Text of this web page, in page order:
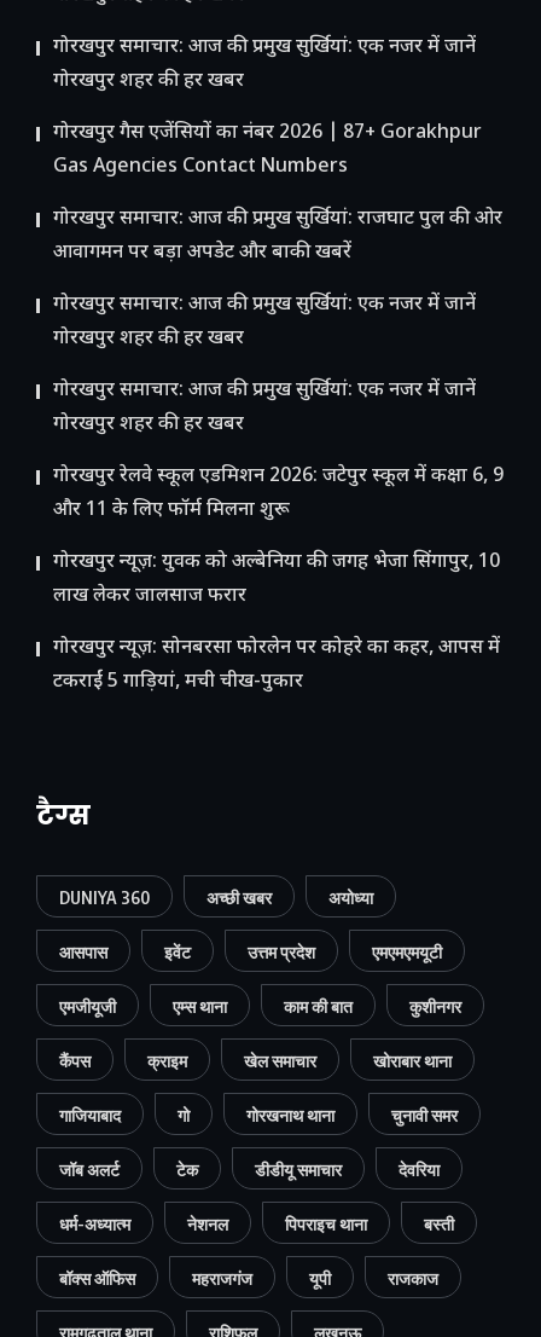
गोरखपुर समाचार: आज की प्रमुख सुर्खियां: एक नजर में जानें
गोरखपुर शहर की हर खबर
गोरखपुर गैस एजेंसियों का नंबर 2026 | 87+ Gorakhpur
Gas Agencies Contact Numbers
गोरखपुर समाचार: आज की प्रमुख सुर्खियां: राजघाट पुल की ओर
आवागमन पर बड़ा अपडेट और बाकी खबरें
गोरखपुर समाचार: आज की प्रमुख सुर्खियां: एक नजर में जानें
गोरखपुर शहर की हर खबर
गोरखपुर समाचार: आज की प्रमुख सुर्खियां: एक नजर में जानें
गोरखपुर शहर की हर खबर
गोरखपुर रेलवे स्कूल एडमिशन 2026: जटेपुर स्कूल में कक्षा 6, 9
और 11 के लिए फॉर्म मिलना शुरू
गोरखपुर न्यूज़: युवक को अल्बेनिया की जगह भेजा सिंगापुर, 10
लाख लेकर जालसाज फरार
गोरखपुर न्यूज़: सोनबरसा फोरलेन पर कोहरे का कहर, आपस में
टकराईं 5 गाड़ियां, मची चीख-पुकार
टैग्स
DUNIYA 360 अच्छी खबर अयोध्या
आसपास इवेंट उत्तम प्रदेश एमएमएमयूटी
एमजीयूजी एम्स थाना काम की बात कुशीनगर
कैंपस क्राइम खेल समाचार खोराबार थाना
गाजियाबाद गो गोरखनाथ थाना चुनावी समर
जॉब अलर्ट टेक डीडीयू समाचार देवरिया
धर्म-अध्यात्म नेशनल पिपराइच थाना बस्ती
बॉक्स ऑफिस महराजगंज यूपी राजकाज
रामगढ़ताल थाना राशिफल लखनऊ